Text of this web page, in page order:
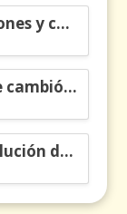
Resiliencia migrante: 5 emociones y cómo gestionarlas
Tatiana Toro: colombiana que cambió la historia de las matemáticas
Ciencia colombiana en la revolución de los órganos en chips